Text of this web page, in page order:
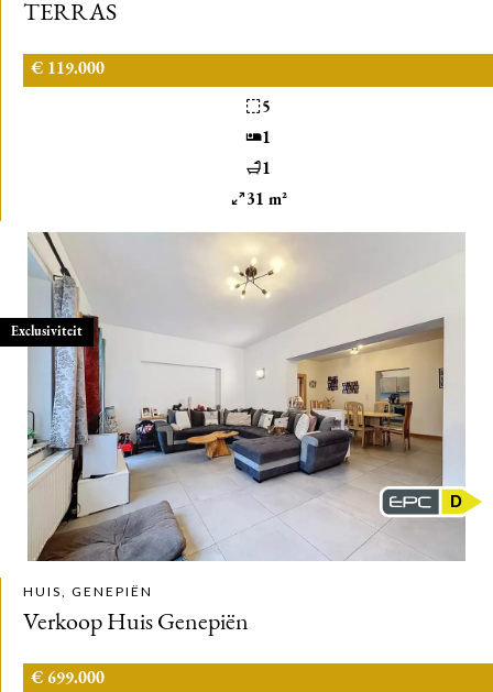
TERRAS
€ 119.000
5
1
1
31 m²
HUIS, GENEPIËN
Verkoop Huis Genepiën
€ 699.000
Exclusiviteit
D